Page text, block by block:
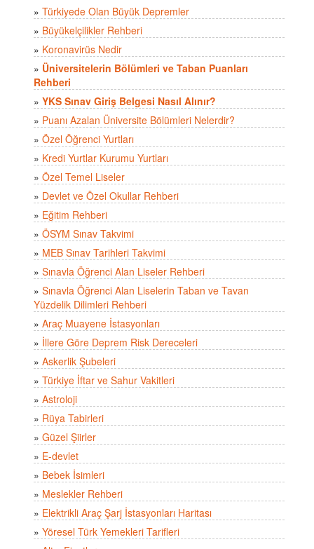
» Türkiyede Olan Büyük Depremler
» Büyükelçilikler Rehberi
» Koronavirüs Nedir
» Üniversitelerin Bölümleri ve Taban Puanları
Rehberi
» YKS Sınav Giriş Belgesi Nasıl Alınır?
» Puanı Azalan Üniversite Bölümleri Nelerdir?
» Özel Öğrenci Yurtları
» Kredi Yurtlar Kurumu Yurtları
» Özel Temel Liseler
» Devlet ve Özel Okullar Rehberi
» Eğitim Rehberi
» ÖSYM Sınav Takvimi
» MEB Sınav Tarihleri Takvimi
» Sınavla Öğrenci Alan Liseler Rehberi
» Sınavla Öğrenci Alan Liselerin Taban ve Tavan
Yüzdelik Dilimleri Rehberi
» Araç Muayene İstasyonları
» İllere Göre Deprem Risk Dereceleri
» Askerlik Şubeleri
» Türkiye İftar ve Sahur Vakitleri
» Astroloji
» Rüya Tabirleri
» Güzel Şiirler
» E-devlet
» Bebek İsimleri
» Meslekler Rehberi
» Elektrikli Araç Şarj İstasyonları Haritası
» Yöresel Türk Yemekleri Tarifleri